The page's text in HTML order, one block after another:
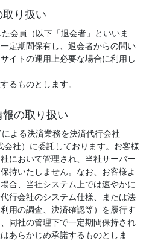
り扱い
会員（以下「退会者」といいま
定期間保有し、退会者からの問い
イトの運用上必要な場合に利用し
るものとします。
の取り扱い
よる決済業務を決済代行会社
会社）に委託しております。お客様
において管理され、当社サーバー
持いたしません。なお、お客様よ
合、当社システム上では速やかに
行会社のシステム仕様、または法
用の調査、決済確認等）を履行す
同社の管理下で一定期間保持され
あらかじめ承諾するものとしま